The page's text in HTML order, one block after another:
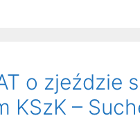
o zjeździe
KSzK –